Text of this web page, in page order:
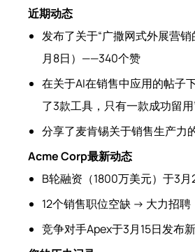
近期动态
发布了关于“广撒网式外展营
月8日）——340个赞
在关于AI在销售中应用的帖子
了3款工具，只有一款成功留用
分享了麦肯锡关于销售生产力
Acme Corp最新动态
B轮融资（1800万美元）于3
12个销售职位空缺 → 大力招聘
竞争对手Apex于3月15日发布